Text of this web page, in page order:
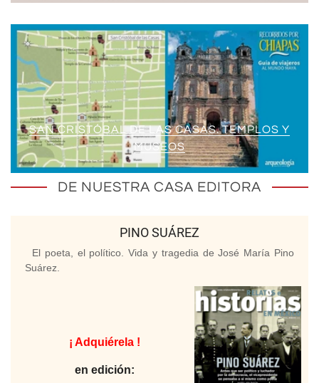
SAN CRISTÓBAL DE LAS CASAS. TEMPLOS Y
MUSEOS
DE NUESTRA CASA EDITORA
PINO SUÁREZ
El poeta, el político. Vida y tragedia de José María Pino
Suárez.
¡ Adquiérela !
en edición: